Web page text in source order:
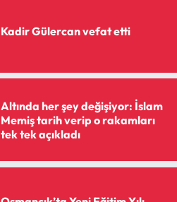
Kadir Gülercan vefat etti
Altında her şey değişiyor: İslam
Memiş tarih verip o rakamları
tek tek açıkladı